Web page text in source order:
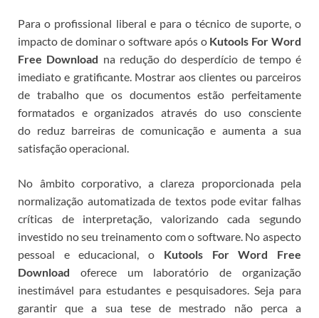
Para o profissional liberal e para o técnico de suporte, o
impacto de dominar o software após o Kutools For Word
Free Download na redução do desperdício de tempo é
imediato e gratificante. Mostrar aos clientes ou parceiros
de trabalho que os documentos estão perfeitamente
formatados e organizados através do uso consciente
do reduz barreiras de comunicação e aumenta a sua
satisfação operacional.
No âmbito corporativo, a clareza proporcionada pela
normalização automatizada de textos pode evitar falhas
críticas de interpretação, valorizando cada segundo
investido no seu treinamento com o software. No aspecto
pessoal e educacional, o Kutools For Word Free
Download oferece um laboratório de organização
inestimável para estudantes e pesquisadores. Seja para
garantir que a sua tese de mestrado não perca a